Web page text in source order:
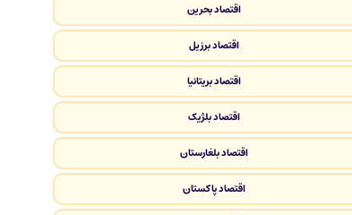
اقتصاد بحرین
اقتصاد برزیل
اقتصاد بریتانیا
اقتصاد بلژیک
اقتصاد بلغارستان
اقتصاد پاکستان